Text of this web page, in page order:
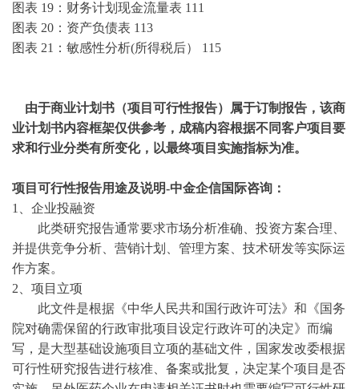
图表 19：财务计划现金流量表 111
图表 20：资产负债表 113
图表 21：敏感性分析(所得税后） 115
由于商业计划书（项目可行性报告）属于订制报告，该商
业计划书内容框架仅供参考，成稿内容根据不同客户项目要
求和行业分类有所变化，以最终项目实施指标为准。
项目可行性报告用途及说明-中金企信国际咨询：
1、企业投融资
此类研究报告通常要求市场分析准确、投资方案合理、
并提供竞争分析、营销计划、管理方案、技术研发等实际运
作方案。
2、项目立项
此文件是根据《中华人民共和国行政许可法》和《国务
院对确需保留的行政审批项目设定行政许可的决定》而编
写，是大型基础设施项目立项的基础文件，国家发改委根据
可行性研究报告进行核准、备案或批复，决定某个项目是否